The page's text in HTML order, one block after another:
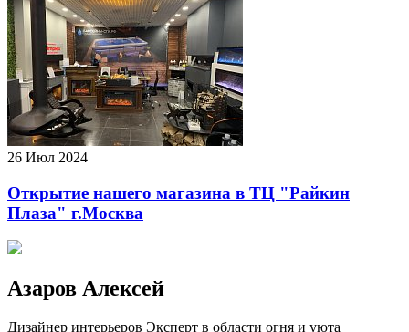
26 Июл 2024
Открытие нашего магазина в ТЦ "Райкин
Плаза" г.Москва
Азаров Алексей
Дизайнер интерьеров Эксперт в области огня и уюта